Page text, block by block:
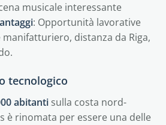
musicale interessante
: Opportunità lavorative
distanza da Riga,
tecnologico
abitanti sulla costa nord-
è rinomata per essere una delle